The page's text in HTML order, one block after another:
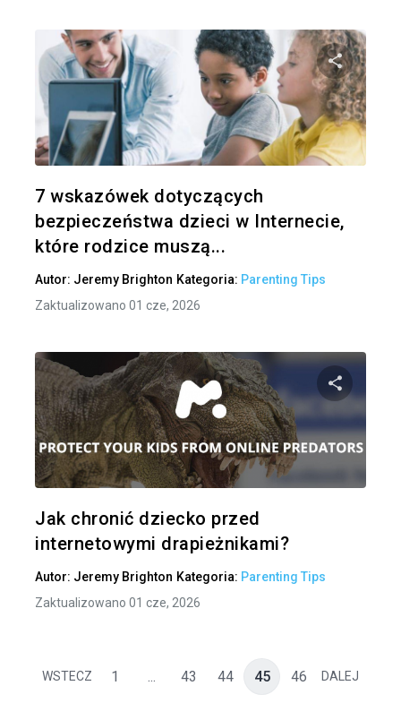
7 wskazówek dotyczących
bezpieczeństwa dzieci w Internecie,
które rodzice muszą...
Autor: Jeremy Brighton Kategoria: Parenting Tips
Zaktualizowano 01 cze, 2026
Jak chronić dziecko przed
internetowymi drapieżnikami?
Autor: Jeremy Brighton Kategoria: Parenting Tips
Zaktualizowano 01 cze, 2026
WSTECZ 1 ... 43 44 45 46 DALEJ